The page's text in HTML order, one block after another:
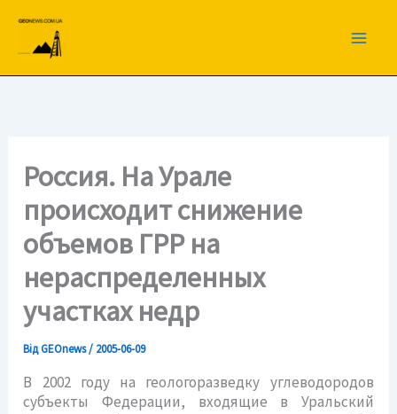
вмісту
Россия. На Урале
происходит снижение
объемов ГРР на
нераспределенных
участках недр
ВідGEOnews/ 2005-06-09
В 2002 году на геологоразведку углеводородов
субъекты Федерации, входящие в Уральский